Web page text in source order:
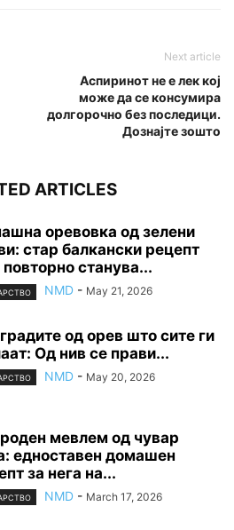
Next article
Аспиринот не е лек кој
може да се консумира
долгорочно без последици.
Дознајте зошто
ARTICLES
оревовка од зелени
стар балкански рецепт
станува...
NMD - May 21, 2026
од орев што сите ги
Од нив се прави...
NMD - May 20, 2026
мевлем од чувар
едноставен домашен
за нега на...
NMD - March 17, 2026